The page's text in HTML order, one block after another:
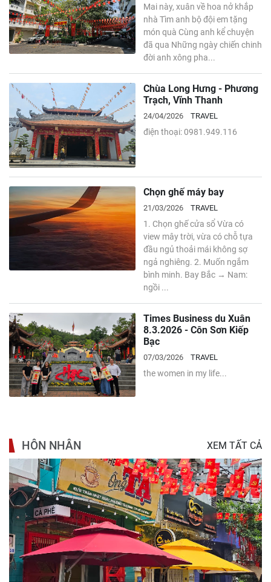
Mai này, xuân về hoa nở khắp
nhà Tìm anh bộ đội em tặng
món quà Cùng anh kể chuyện
đã qua Những ngày chiến chinh
đời anh xông pha...
Chùa Long Hưng - Phương
Trạch, Vĩnh Thanh
24/04/2026 TRAVEL
điện thoại: 0981.949.116
Chọn ghế máy bay
21/03/2026 TRAVEL
1. Chọn ghế cửa sổ Vừa có
view mây trời, vừa có chỗ tựa
đầu ngủ thoải mái không sợ
ngả nghiêng. 2. Muốn ngắm
bình minh. Bay Bắc → Nam:
ngồi ...
Times Business du Xuân
8.3.2026 - Côn Sơn Kiếp
Bạc
07/03/2026 TRAVEL
the women in my life...
HÔN NHÂN XEM TẤT CẢ